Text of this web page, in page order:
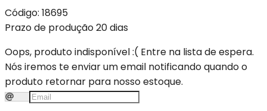
Código: 18695
Prazo de produção 20 dias
Oops, produto indisponível :( Entre na lista de espera.
Nós iremos te enviar um email notificando quando o
produto retornar para nosso estoque.